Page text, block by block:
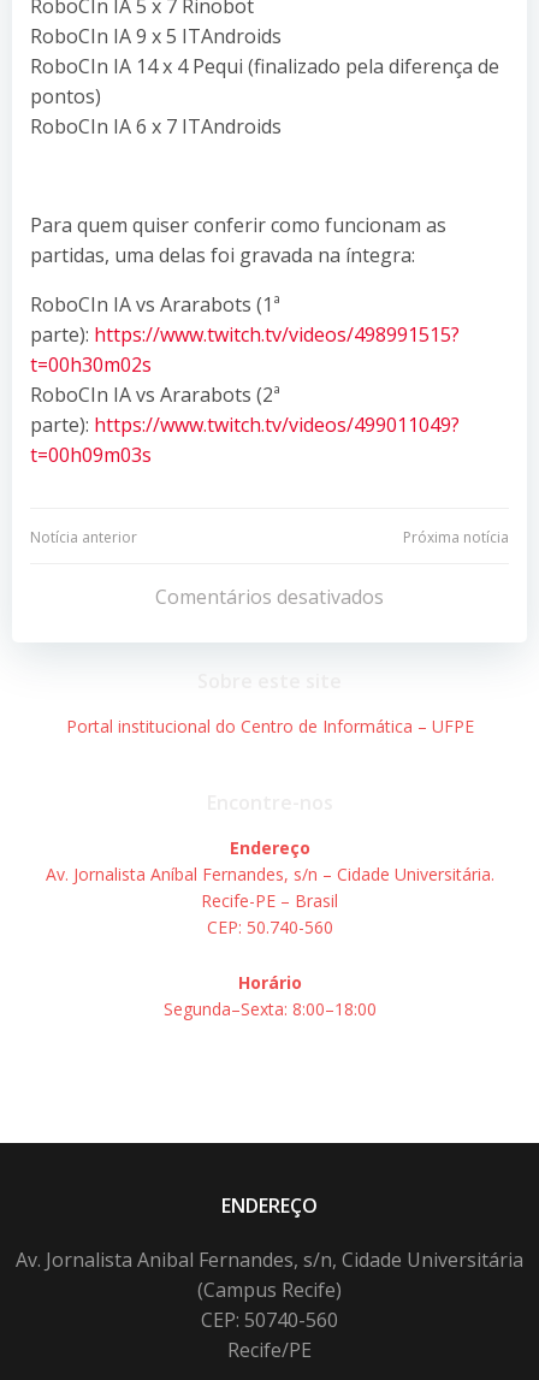
RoboCIn IA 5 x 7 Rinobot
RoboCIn IA 9 x 5 ITAndroids
RoboCIn IA 14 x 4 Pequi (finalizado pela diferença de
pontos)
RoboCIn IA 6 x 7 ITAndroids
Para quem quiser conferir como funcionam as
partidas, uma delas foi gravada na íntegra:
RoboCIn IA vs Ararabots (1ª
parte): https://www.twitch.tv/videos/498991515?
t=00h30m02s
RoboCIn IA vs Ararabots (2ª
parte): https://www.twitch.tv/videos/499011049?
t=00h09m03s
Navegação
Post
Notícia anterior
Navegação
de
Post
Próxima notícia
Comentários desativados
Portal institucional do Centro de Informática – UFPE
Endereço
Av. Jornalista Aníbal Fernandes, s/n – Cidade Universitária.
Recife-PE – Brasil
CEP: 50.740-560
Horário
Segunda–Sexta: 8:00–18:00
ENDEREÇO
Av. Jornalista Anibal Fernandes, s/n, Cidade Universitária
(Campus Recife)
CEP: 50740-560
Recife/PE